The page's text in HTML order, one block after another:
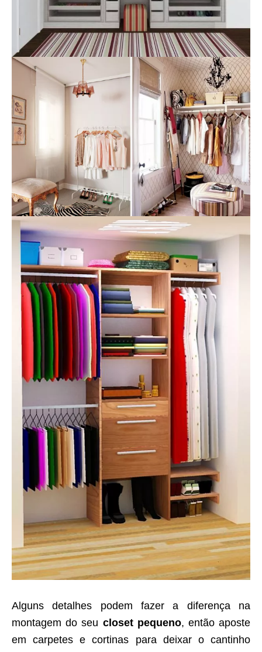
Alguns detalhes podem fazer a diferença na
montagem do seu closet pequeno, então aposte
em carpetes e cortinas para deixar o cantinho